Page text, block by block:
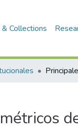
Collections